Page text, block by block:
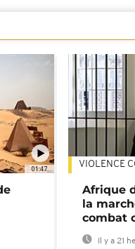
01:47 VIOLENCE
Afrique
la
combat
Il y a 21